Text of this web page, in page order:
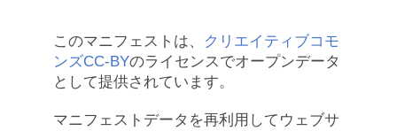
このマニフェストは、
クリエイティブコモ
ンズCC-BYのライセンスでオープンデータ
として提供されています。
マニフェストデータを再利用してウェブサ